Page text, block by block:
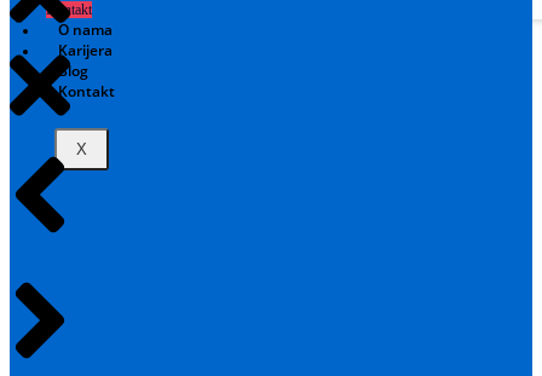
Kontakt
O nama
Karijera
Blog
Kontakt
X